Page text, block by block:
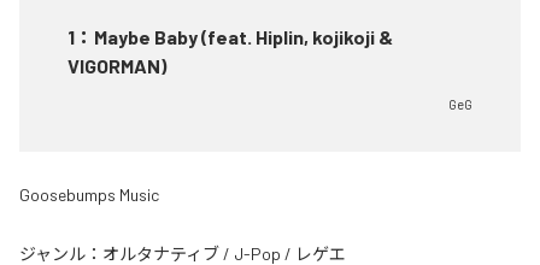
1 ： Maybe Baby (feat. Hiplin, kojikoji &
VIGORMAN)
GeG
Goosebumps Music
ジャンル： オルタナティブ / J-Pop / レゲエ